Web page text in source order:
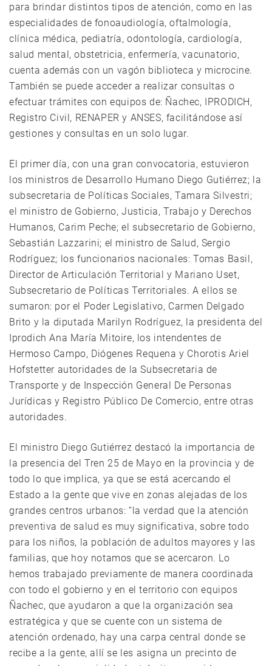
para brindar distintos tipos de atención, como en las
especialidades de fonoaudiología, oftalmología,
clínica médica, pediatría, odontología, cardiología,
salud mental, obstetricia, enfermería, vacunatorio,
cuenta además con un vagón biblioteca y microcine.
También se puede acceder a realizar consultas o
efectuar trámites con equipos de: Ñachec, IPRODICH,
Registro Civil, RENAPER y ANSES, facilitándose así
gestiones y consultas en un solo lugar.
El primer día, con una gran convocatoria, estuvieron
los ministros de Desarrollo Humano Diego Gutiérrez; la
subsecretaria de Políticas Sociales, Tamara Silvestri;
el ministro de Gobierno, Justicia, Trabajo y Derechos
Humanos, Carim Peche; el subsecretario de Gobierno,
Sebastián Lazzarini; el ministro de Salud, Sergio
Rodríguez; los funcionarios nacionales: Tomas Basil,
Director de Articulación Territorial y Mariano Uset,
Subsecretario de Políticas Territoriales. A ellos se
sumaron: por el Poder Legislativo, Carmen Delgado
Brito y la diputada Marilyn Rodríguez, la presidenta del
Iprodich Ana María Mitoire, los intendentes de
Hermoso Campo, Diógenes Requena y Chorotis Ariel
Hofstetter autoridades de la Subsecretaria de
Transporte y de Inspección General De Personas
Jurídicas y Registro Público De Comercio, entre otras
autoridades.
El ministro Diego Gutiérrez destacó la importancia de
la presencia del Tren 25 de Mayo en la provincia y de
todo lo que implica, ya que se está acercando el
Estado a la gente que vive en zonas alejadas de los
grandes centros urbanos: “la verdad que la atención
preventiva de salud es muy significativa, sobre todo
para los niños, la población de adultos mayores y las
familias, que hoy notamos que se acercaron. Lo
hemos trabajado previamente de manera coordinada
con todo el gobierno y en el territorio con equipos
Ñachec, que ayudaron a que la organización sea
estratégica y que se cuente con un sistema de
atención ordenado, hay una carpa central donde se
recibe a la gente, allí se les asigna un precinto de